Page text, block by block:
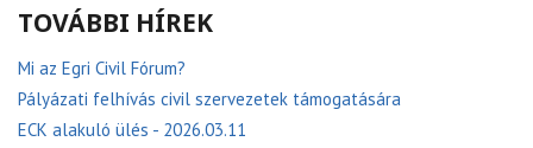
TOVÁBBI HÍREK
Mi az Egri Civil Fórum?
Pályázati felhívás civil szervezetek támogatására
ECK alakuló ülés - 2026.03.11